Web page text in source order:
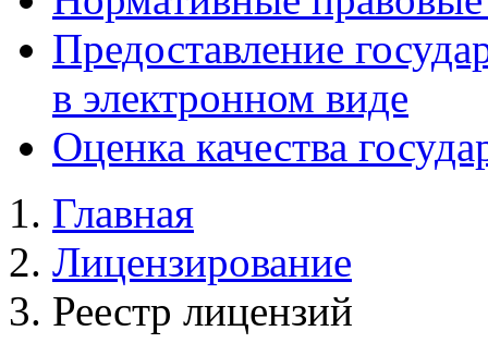
Предоставление
в электронном виде
Оценка качества
Главная
Лицензирование
Реестр лицензий